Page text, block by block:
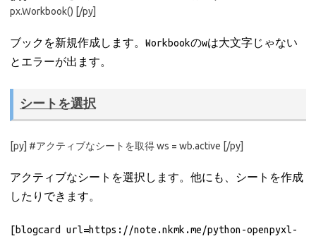
px.Workbook() [/py]
ブックを新規作成します。Workbookのwは大文字じゃない
とエラーが出ます。
シートを選択
[py] #アクティブなシートを取得 ws = wb.active [/py]
アクティブなシートを選択します。他にも、シートを作成
したりできます。
[blogcard url=https://note.nkmk.me/python-openpyxl-